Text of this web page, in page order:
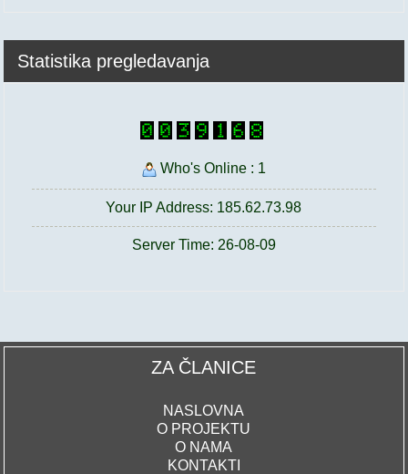
Statistika pregledavanja
Who's Online : 1
Your IP Address: 185.62.73.98
Server Time: 26-08-09
ZA ČLANICE
NASLOVNA
O PROJEKTU
O NAMA
KONTAKTI